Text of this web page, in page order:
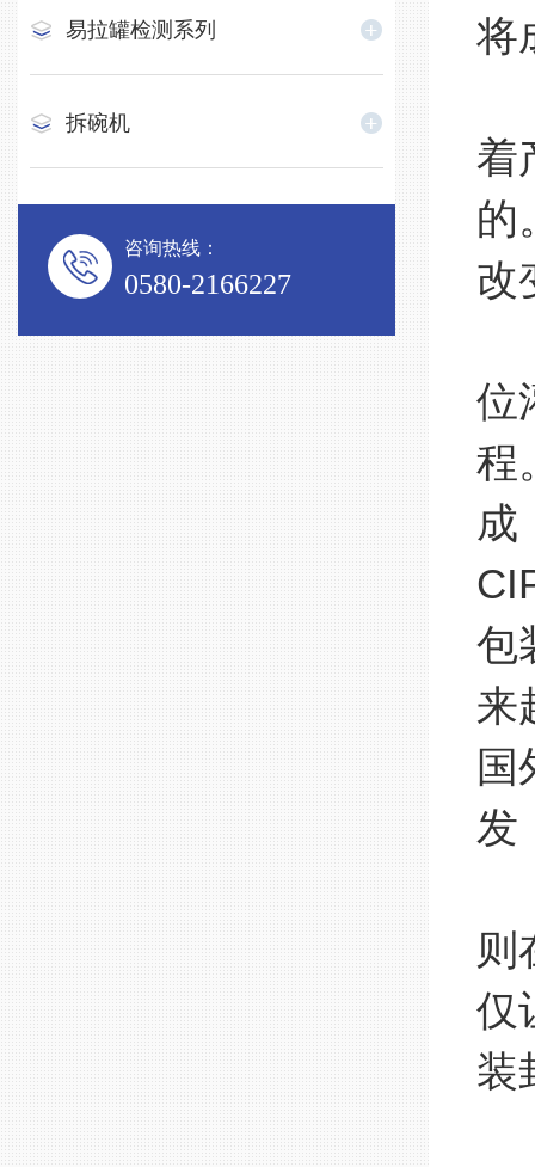
易拉罐检测系列
拆碗机
咨询热线：
0580-2166227
将
着
的
改
位
程
成
包
来
国
发
则
仅
装